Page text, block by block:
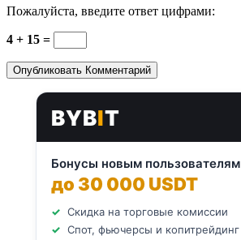
Пожалуйста, введите ответ цифрами:
4 + 15 =
BYBIT
Бонусы новым пользователям
до 30 000 USDT
Скидка на торговые комиссии
Спот, фьючерсы и копитрейдинг